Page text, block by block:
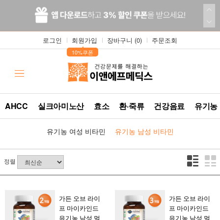
로그인 회원가입
▲
10%쿠폰
장바구니 (0) 주문조회
AHCC 실크아미노산 효소 환·죽류 건강음료 유기
유기농 여성 비타민 유기농 남성 비타민
정렬
가든 오브 라이
프 마이카인드
유기농 남성 멀
가든 오브 라이
프 마이카인드
유기농 남성 멀